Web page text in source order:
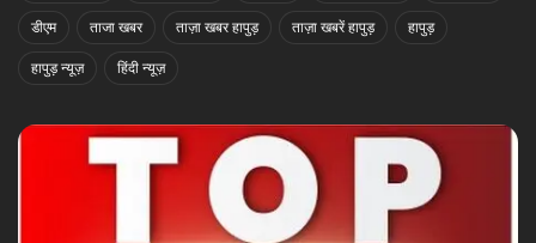
डीएम ताजा खबर ताज़ा खबर हापुड़ ताज़ा खबरें हापुड़ हापुड़
हापुड़ न्यूज़ हिंदी न्यूज़